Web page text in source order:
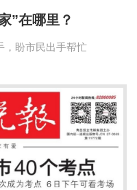
”在哪里？
，盼市民出手帮忙